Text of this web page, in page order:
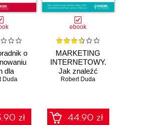
o
dla
Duda
zł
ebook
MARKETING
INTERNETOWY.
Jak znaleźć
klientów i
2024
Robert Duda
44.90 zł